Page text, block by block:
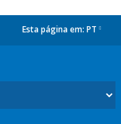
Esta página em: PT